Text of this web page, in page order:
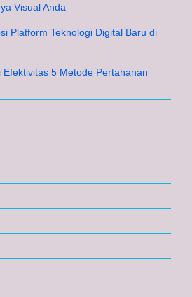
Visual Anda
Platform Teknologi Digital Baru di
5 Metode Pertahanan